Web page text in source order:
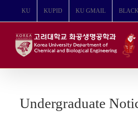
뛰
KU KUPID KU GMAIL
Undergraduate